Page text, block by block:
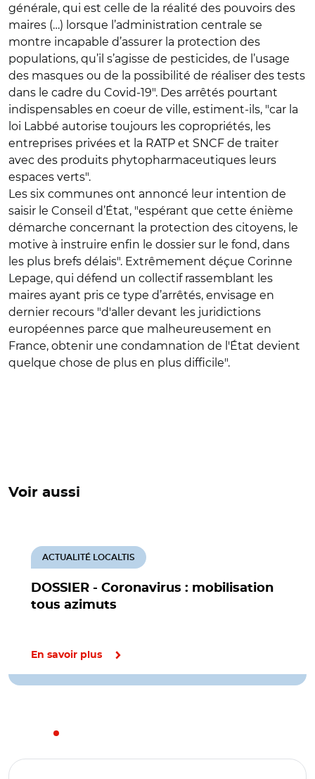
générale, qui est celle de la réalité des pouvoirs des
maires (…) lorsque l’administration centrale se
montre incapable d’assurer la protection des
populations, qu’il s’agisse de pesticides, de l’usage
des masques ou de la possibilité de réaliser des tests
dans le cadre du Covid-19". Des arrêtés pourtant
indispensables en coeur de ville, estiment-ils, "car la
loi Labbé autorise toujours les copropriétés, les
entreprises privées et la RATP et SNCF de traiter
avec des produits phytopharmaceutiques leurs
espaces verts".
Les six communes ont annoncé leur intention de
saisir le Conseil d’État, "espérant que cette énième
démarche concernant la protection des citoyens, le
motive à instruire enfin le dossier sur le fond, dans
les plus brefs délais". Extrêmement déçue Corinne
Lepage, qui défend un collectif rassemblant les
maires ayant pris ce type d’arrêtés, envisage en
dernier recours "d'aller devant les juridictions
européennes parce que malheureusement en
France, obtenir une condamnation de l'État devient
quelque chose de plus en plus difficile".
Voir aussi
DOSSIER - Coronavirus : mobilisation
tous azimuts
ACTUALITÉ LOCALTIS
En savoir plus